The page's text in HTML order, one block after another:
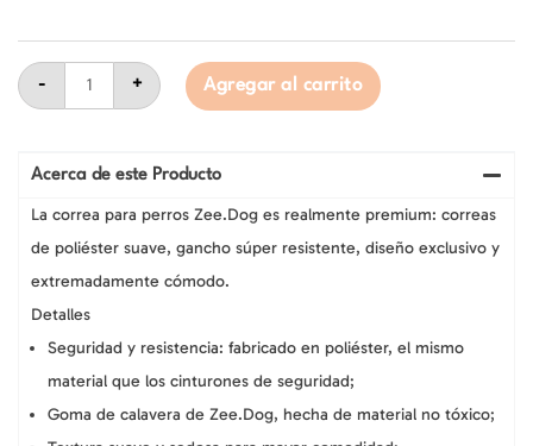
-
Columbia,
Correa
de
para
Tallas:
S,
cantidad
+ Agregar al carrito
Acerca de este Producto
La correa para perros Zee.Dog es realmente premium: correas
de poliéster suave, gancho súper resistente, diseño exclusivo y
extremadamente cómodo.
Detalles
Seguridad y resistencia: fabricado en poliéster, el mismo
material que los cinturones de seguridad;
Goma de calavera de Zee.Dog, hecha de material no tóxico;